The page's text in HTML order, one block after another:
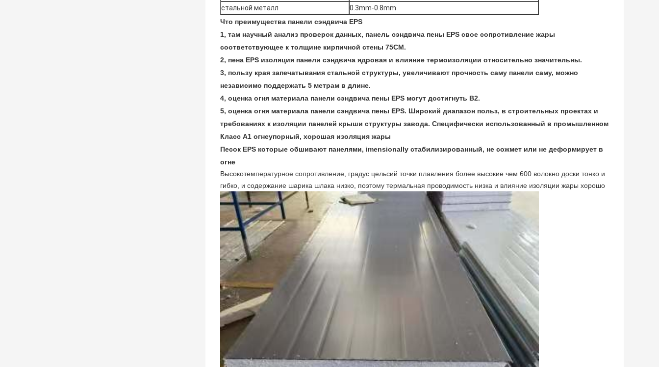
стальной металл
0.3mm-0.8mm
Что преимущества панели сэндвича EPS
1, там научный анализ проверок данных, панель сэндвича пены EPS свое сопротивление жары
соответствующее к толщине кирпичной стены 75CM.
2, пена EPS изоляция панели сэндвича ядровая и влияние термоизоляции относительно значительны.
3, пользу края запечатывания стальной структуры, увеличивают прочность саму панели саму, можно
независимо поддержать 5 метрам в длине.
4, оценка огня материала панели сэндвича пены EPS могут достигнуть B2.
5, оценка огня материала панели сэндвича пены EPS. Широкий диапазон польз, в строительных проектах и
требованиях к изоляции панелей крыши структуры завода. Специфически использованный в промышленном
Класс A1 огнеупорный, хорошая изоляция жары
Песок EPS которые обшивают панелями, imensionally стабилизированный, не сожмет или не деформирует в
огне
Высокотемпературное сопротивление, градус цельсий точки плавления более высокие чем 600 волокно доски тонко и
гибко, и содержание шарика шлака низко, поэтому термальная проводимость низка и влияние изоляции жары хорошо